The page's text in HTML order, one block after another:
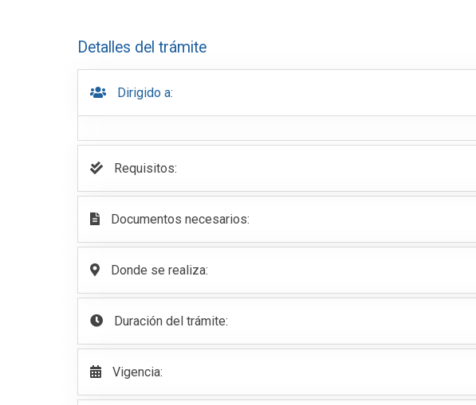
Detalles del trámite
Dirigido a:
Requisitos:
Documentos necesarios:
Donde se realiza:
Duración del trámite:
Vigencia: